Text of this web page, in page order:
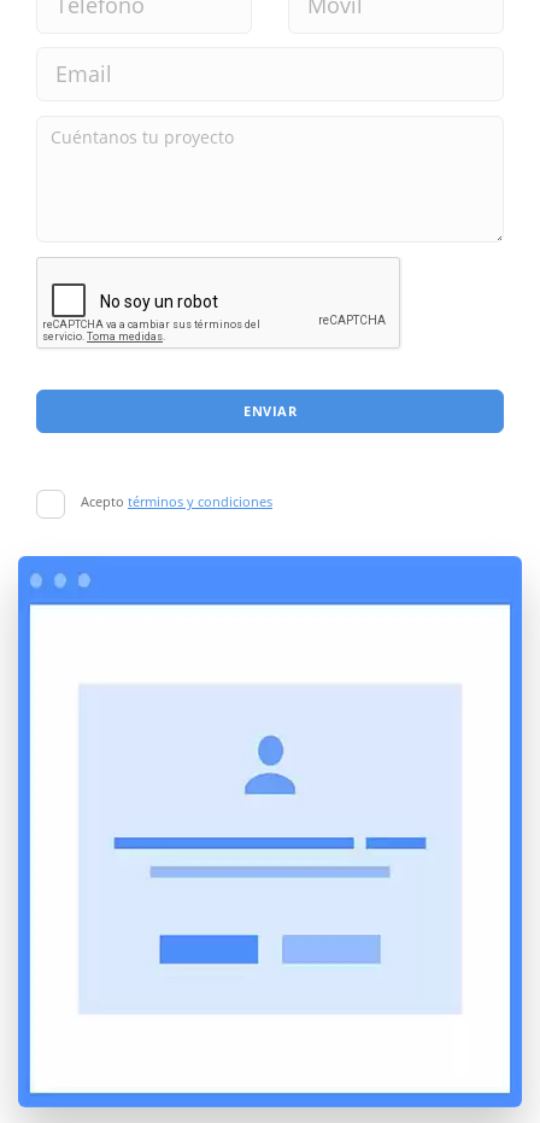
ENVIAR
Acepto términos y condiciones